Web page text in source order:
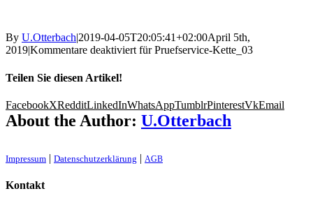
By U.Otterbach|2019-04-05T20:05:41+02:00April 5th,
2019|Kommentare deaktiviertfür Pruefservice-Kette_03
Teilen Sie diesen Artikel!
FacebookXRedditLinkedInWhatsAppTumblrPinterestVkEmail
About the Author: U.Otterbach
Impres­sum | Daten­schutz­er­klä­rung | AGB
Kontakt